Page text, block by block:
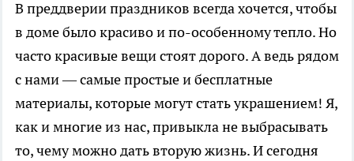
В преддверии праздников всегда хочется, чтобы
в доме было красиво и по-особенному тепло. Но
часто красивые вещи стоят дорого. А ведь рядом
с нами — самые простые и бесплатные
материалы, которые могут стать украшением! Я,
как и многие из нас, привыкла не выбрасывать
то, чему можно дать вторую жизнь. И сегодня